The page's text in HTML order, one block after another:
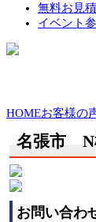
無料お見
イベント
HOMEお客様の
名張市 N
お問い合わ